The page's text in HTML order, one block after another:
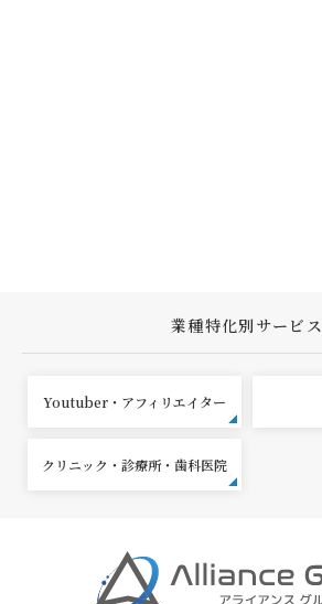
業種特化別サービス
Youtuber・アフィリエイター
クリニック・診療所・歯科医院